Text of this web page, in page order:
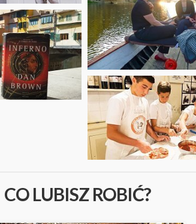
starting from
65
CO LUBISZ ROBIĆ?